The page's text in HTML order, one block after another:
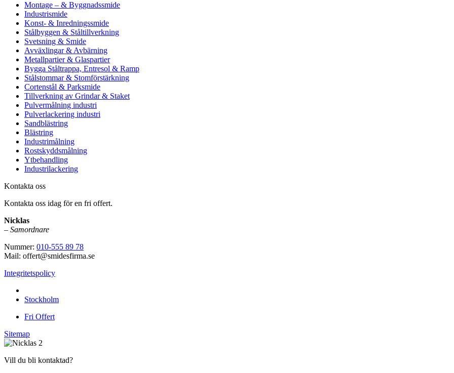
Montage – & Byggnadssmide
Industrismide
Konst- & Inredningssmide
Stålbyggen & Ståltillverkning
Svetsning & Smide
Avväxlingar & Avbärning
Metallpartier & Glaspartier
Bygga Ståltrappa, Entresol & Ramp
Stålstommar & Stomförstärkning
Cortenstål & Parksmide
Tillverkning av Grindar & Staket
Pulvermålning industri
Pulverlackering industri
Sandblästring
Blästring
Industrimålning
Rostskyddsmålning
Ytbehandling
Industrilackering
Kontakta oss
Kontakta oss idag för en fri offert.
Nicklas
– Samordnare
Nummer: 010-555 89 78
Mail: offert@smidesfirma.se
Integritetspolicy
Stockholm
Fri Offert
Sitemap
Vill du bli kontaktad?